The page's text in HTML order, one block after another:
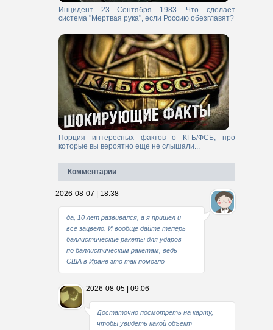
Инцидент 23 Сентября 1983. Что сделает
система "Мертвая рука", если Россию обезглавят?
Порция интересных фактов о КГБ/ФСБ, про
которые вы вероятно еще не слышали...
Комментарии
2026-08-07 | 18:38
да, 10 лет развивался, а я пришел и
все зацвело. И вообще дайте теперь
баллистические ракеты для ударов
по баллистическим ракетам, ведь
США в Иране это так помогло
2026-08-05 | 09:06
Достаточно посмотреть на карту,
чтобы увидеть какой объект